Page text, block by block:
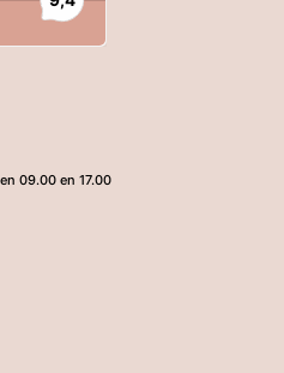
09.00 en 17.00